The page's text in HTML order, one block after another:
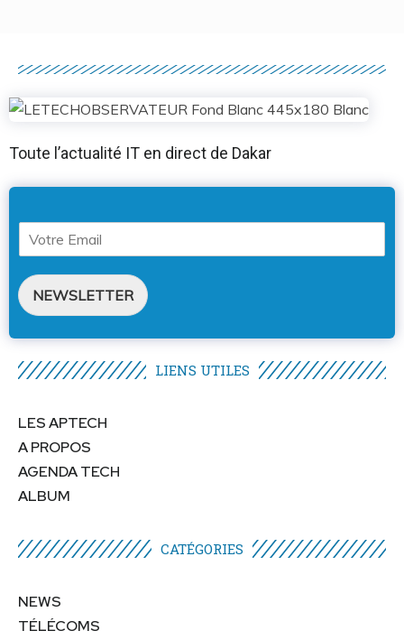
Toute l’actualité IT en direct de Dakar
NEWSLETTER
LIENS UTILES​
LES APTECH
A PROPOS
AGENDA TECH
ALBUM
CATÉGORIES​
NEWS
TÉLÉCOMS